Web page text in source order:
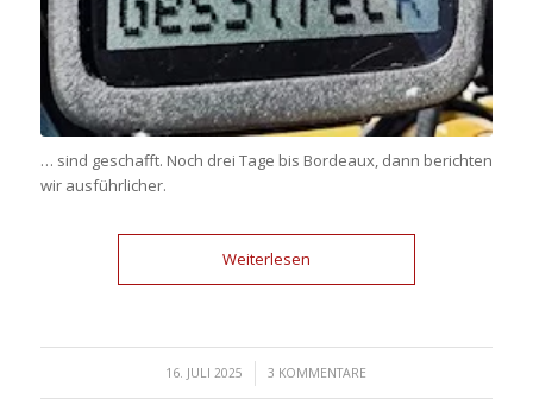
… sind geschafft. Noch drei Tage bis Bordeaux, dann berichten
wir ausführlicher.
Weiterlesen
16. JULI 2025
/ 3 KOMMENTARE